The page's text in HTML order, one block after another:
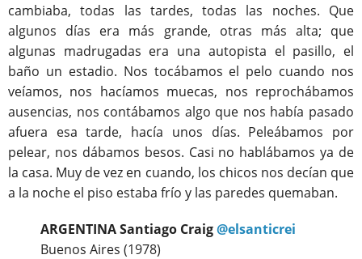
cambiaba, todas las tardes, todas las noches. Que
algunos días era más grande, otras más alta; que
algunas madrugadas era una autopista el pasillo, el
baño un estadio. Nos tocábamos el pelo cuando nos
veíamos, nos hacíamos muecas, nos reprochábamos
ausencias, nos contábamos algo que nos había pasado
afuera esa tarde, hacía unos días. Peleábamos por
pelear, nos dábamos besos. Casi no hablábamos ya de
la casa. Muy de vez en cuando, los chicos nos decían que
a la noche el piso estaba frío y las paredes quemaban.
ARGENTINA Santiago Craig@elsanticrei
Buenos Aires (1978)